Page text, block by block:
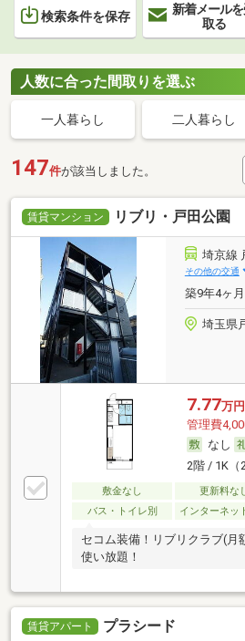
検索条件を保存
新着メール
取る
人数に合った間取りを選ぶ
一人暮らし 二人暮らし
147件が該当しました。
賃貸マンション リブリ・戸田公園
埼京線
その他の交通
築9年4ヶ
埼玉県
7.77万円
管理費
なし
2階 / 1K（
敷金なし 更新料な
バス・トイレ別
インターネッ
セコム装備！リブリクラブ(月
使い放題！
賃貸アパート プラシード